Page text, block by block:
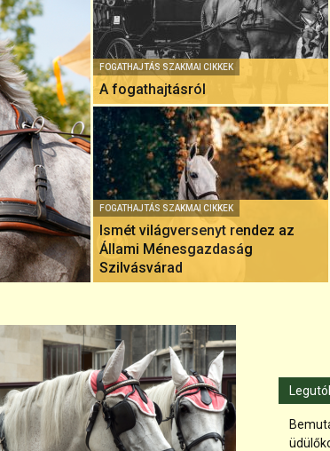
FOGATHAJTÁS SZAKMAI CIKKEK
A fogathajtásról
FOGATHAJTÁS SZAKMAI CIKKEK
Ismét világversenyt rendez az
Állami Ménesgazdaság
Szilvásvárad